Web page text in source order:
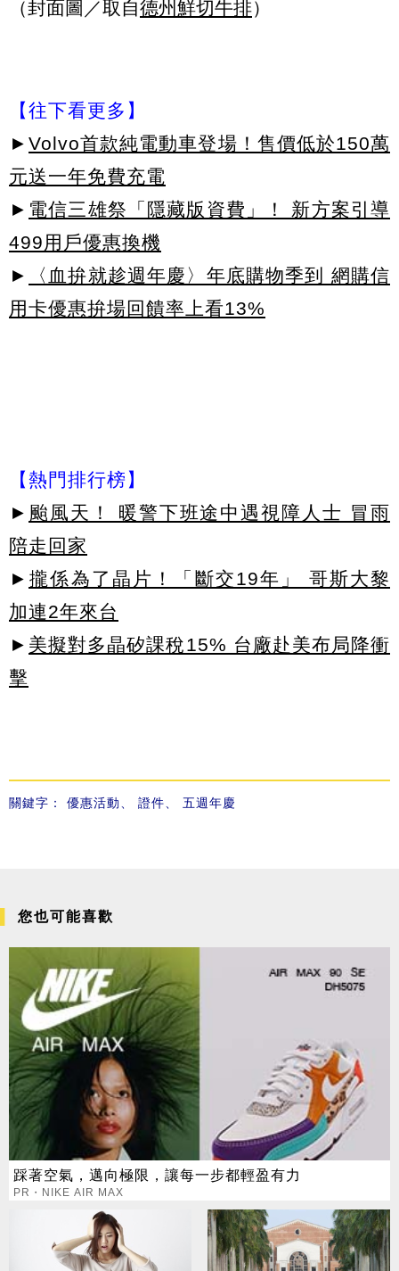
（封面圖／取自德州鮮切牛排）
【往下看更多】
► Volvo首款純電動車登場！售價低於150萬
元送一年免費充電
► 電信三雄祭「隱藏版資費」！ 新方案引導
499用戶優惠換機
►
〈血拚就趁週年慶〉年底購物季到 網購信
用卡優惠拚場回饋率上看13%
【熱門排行榜】
► 颱風天！ 暖警下班途中遇視障人士 冒雨
陪走回家
► 攏係為了晶片！「斷交19年」 哥斯大黎
加連2年來台
► 美擬對多晶矽課稅15% 台廠赴美布局降衝
擊
關鍵字： 優惠活動 證件 五週年慶
您也可能喜歡
踩著空氣，邁向極限，讓每一步都輕盈有力
PR・NIKE AIR MAX